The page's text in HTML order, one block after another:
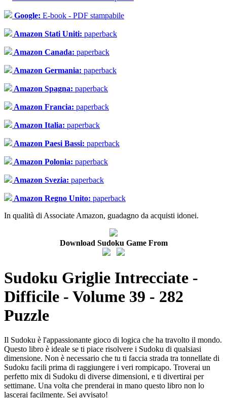
Google: E-book - PDF stampabile
Amazon Stati Uniti: paperback
Amazon Canada: paperback
Amazon Germania: paperback
Amazon Spagna: paperback
Amazon Francia: paperback
Amazon Italia: paperback
Amazon Paesi Bassi: paperback
Amazon Polonia: paperback
Amazon Svezia: paperback
Amazon Regno Unito: paperback
In qualità di Associate Amazon, guadagno da acquisti idonei.
Download Sudoku Game From
Sudoku Griglie Intrecciate -
Difficile - Volume 39 - 282
Puzzle
Il Sudoku è l'appassionante gioco di logica che ha travolto il mondo.
Questo libro è ideale se ti piace risolvere i Sudoku di qualsiasi
dimensione. Non è necessario che tu ti faccia strada tra tonnellate di
Sudoku facili prima di raggiungere i veri rompicapo. Troverai un
perfetto mix di Sudoku di diverse dimensioni, e ti divertirai per
settimane. Una volta che prenderai in mano questo libro non lo
lascerai facilmente. Sei avvisato!